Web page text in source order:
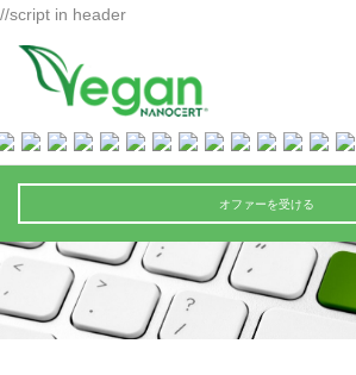
//script in header
オファーを受ける